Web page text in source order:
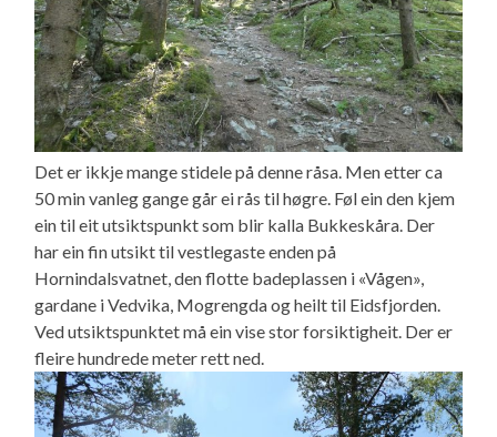
Det er ikkje mange stidele på denne råsa. Men etter ca
50 min vanleg gange går ei rås til høgre. Føl ein den kjem
ein til eit utsiktspunkt som blir kalla Bukkeskåra. Der
har ein fin utsikt til vestlegaste enden på
Hornindalsvatnet, den flotte badeplassen i «Vågen»,
gardane i Vedvika, Mogrengda og heilt til Eidsfjorden.
Ved utsiktspunktet må ein vise stor forsiktigheit. Der er
fleire hundrede meter rett ned.